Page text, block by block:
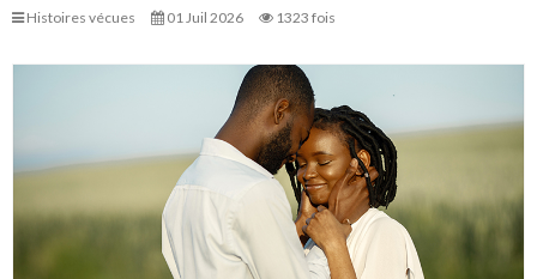
Histoires vécues 01 Juil 2026 1323 fois